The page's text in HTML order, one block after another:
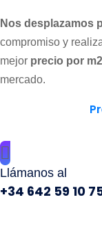
Nos desplazamos
compromiso y
mejor precio por
mercado.
Llámanos al
+34 642 59 10